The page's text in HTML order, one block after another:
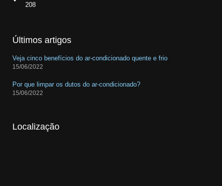
208
Últimos artigos
Veja cinco benefícios do ar-condicionado quente e frio
15/06/2022
Por que limpar os dutos do ar-condicionado?
15/06/2022
Localização